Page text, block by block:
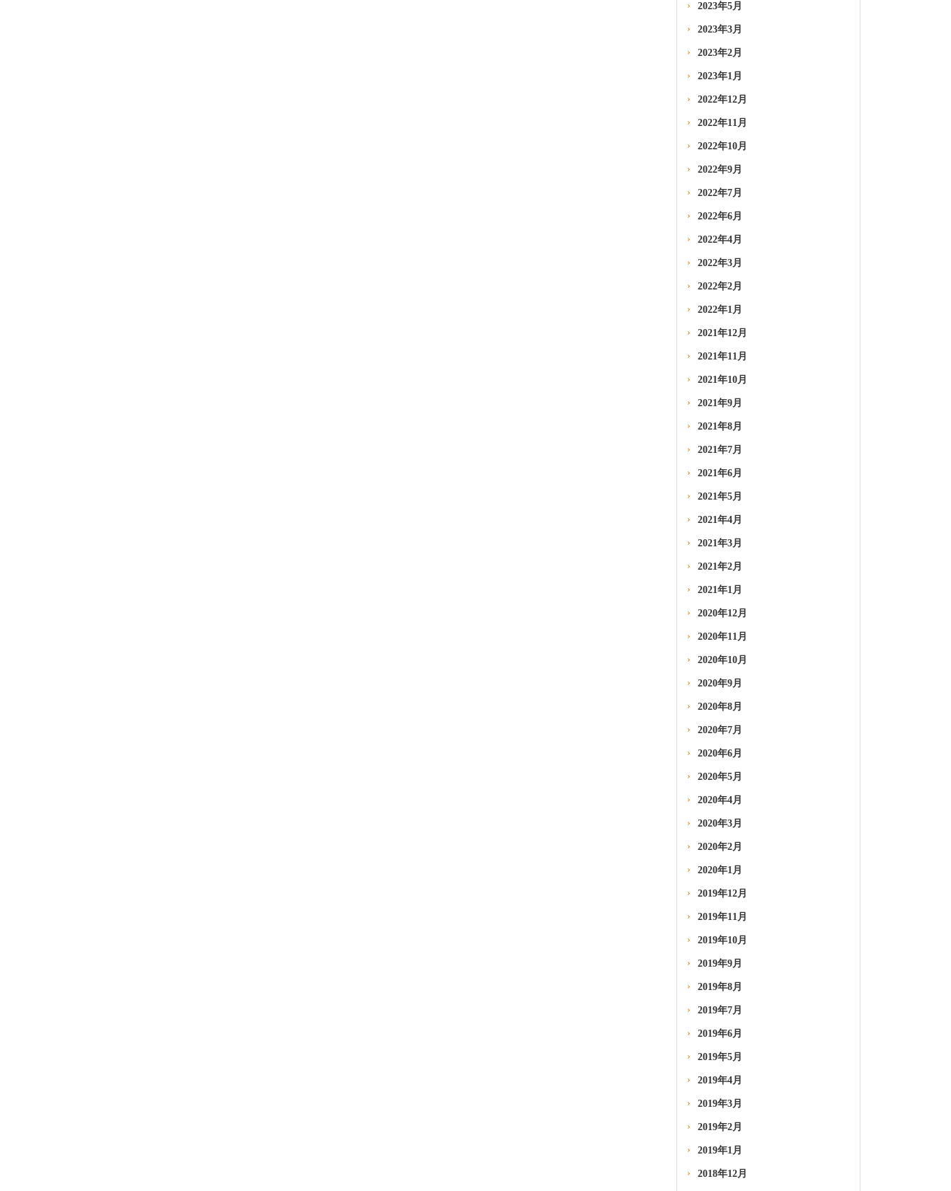
2023年5月
2023年3月
2023年2月
2023年1月
2022年12月
2022年11月
2022年10月
2022年9月
2022年7月
2022年6月
2022年4月
2022年3月
2022年2月
2022年1月
2021年12月
2021年11月
2021年10月
2021年9月
2021年8月
2021年7月
2021年6月
2021年5月
2021年4月
2021年3月
2021年2月
2021年1月
2020年12月
2020年11月
2020年10月
2020年9月
2020年8月
2020年7月
2020年6月
2020年5月
2020年4月
2020年3月
2020年2月
2020年1月
2019年12月
2019年11月
2019年10月
2019年9月
2019年8月
2019年7月
2019年6月
2019年5月
2019年4月
2019年3月
2019年2月
2019年1月
2018年12月